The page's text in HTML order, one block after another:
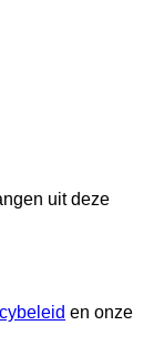
uit deze
en onze